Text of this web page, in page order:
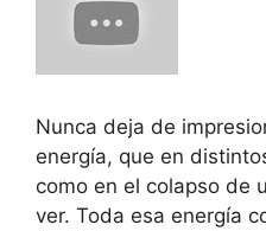
Nunca deja de
energía, que en
como en el colapso de
ver. Toda esa energía